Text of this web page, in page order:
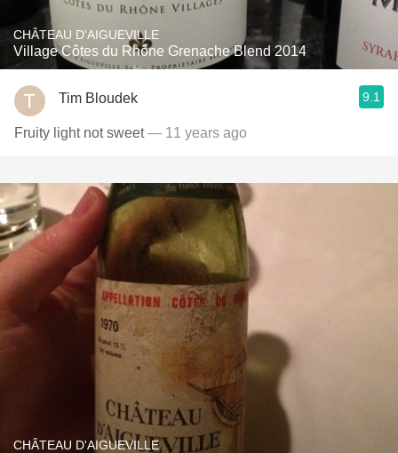
CHÂTEAU D'AIGUEVILLE
Village Côtes du Rhône Grenache Blend 2014
Tim Bloudek 9.1
Fruity light not sweet— 11 years ago
CHÂTEAU D'AIGUEVILLE